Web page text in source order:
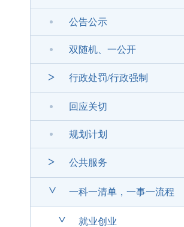
公告公示
双随机、一公开
> 行政处罚/行政强制
回应关切
规划计划
> 公共服务
> 一科一清单，一事一流程
> 就业创业